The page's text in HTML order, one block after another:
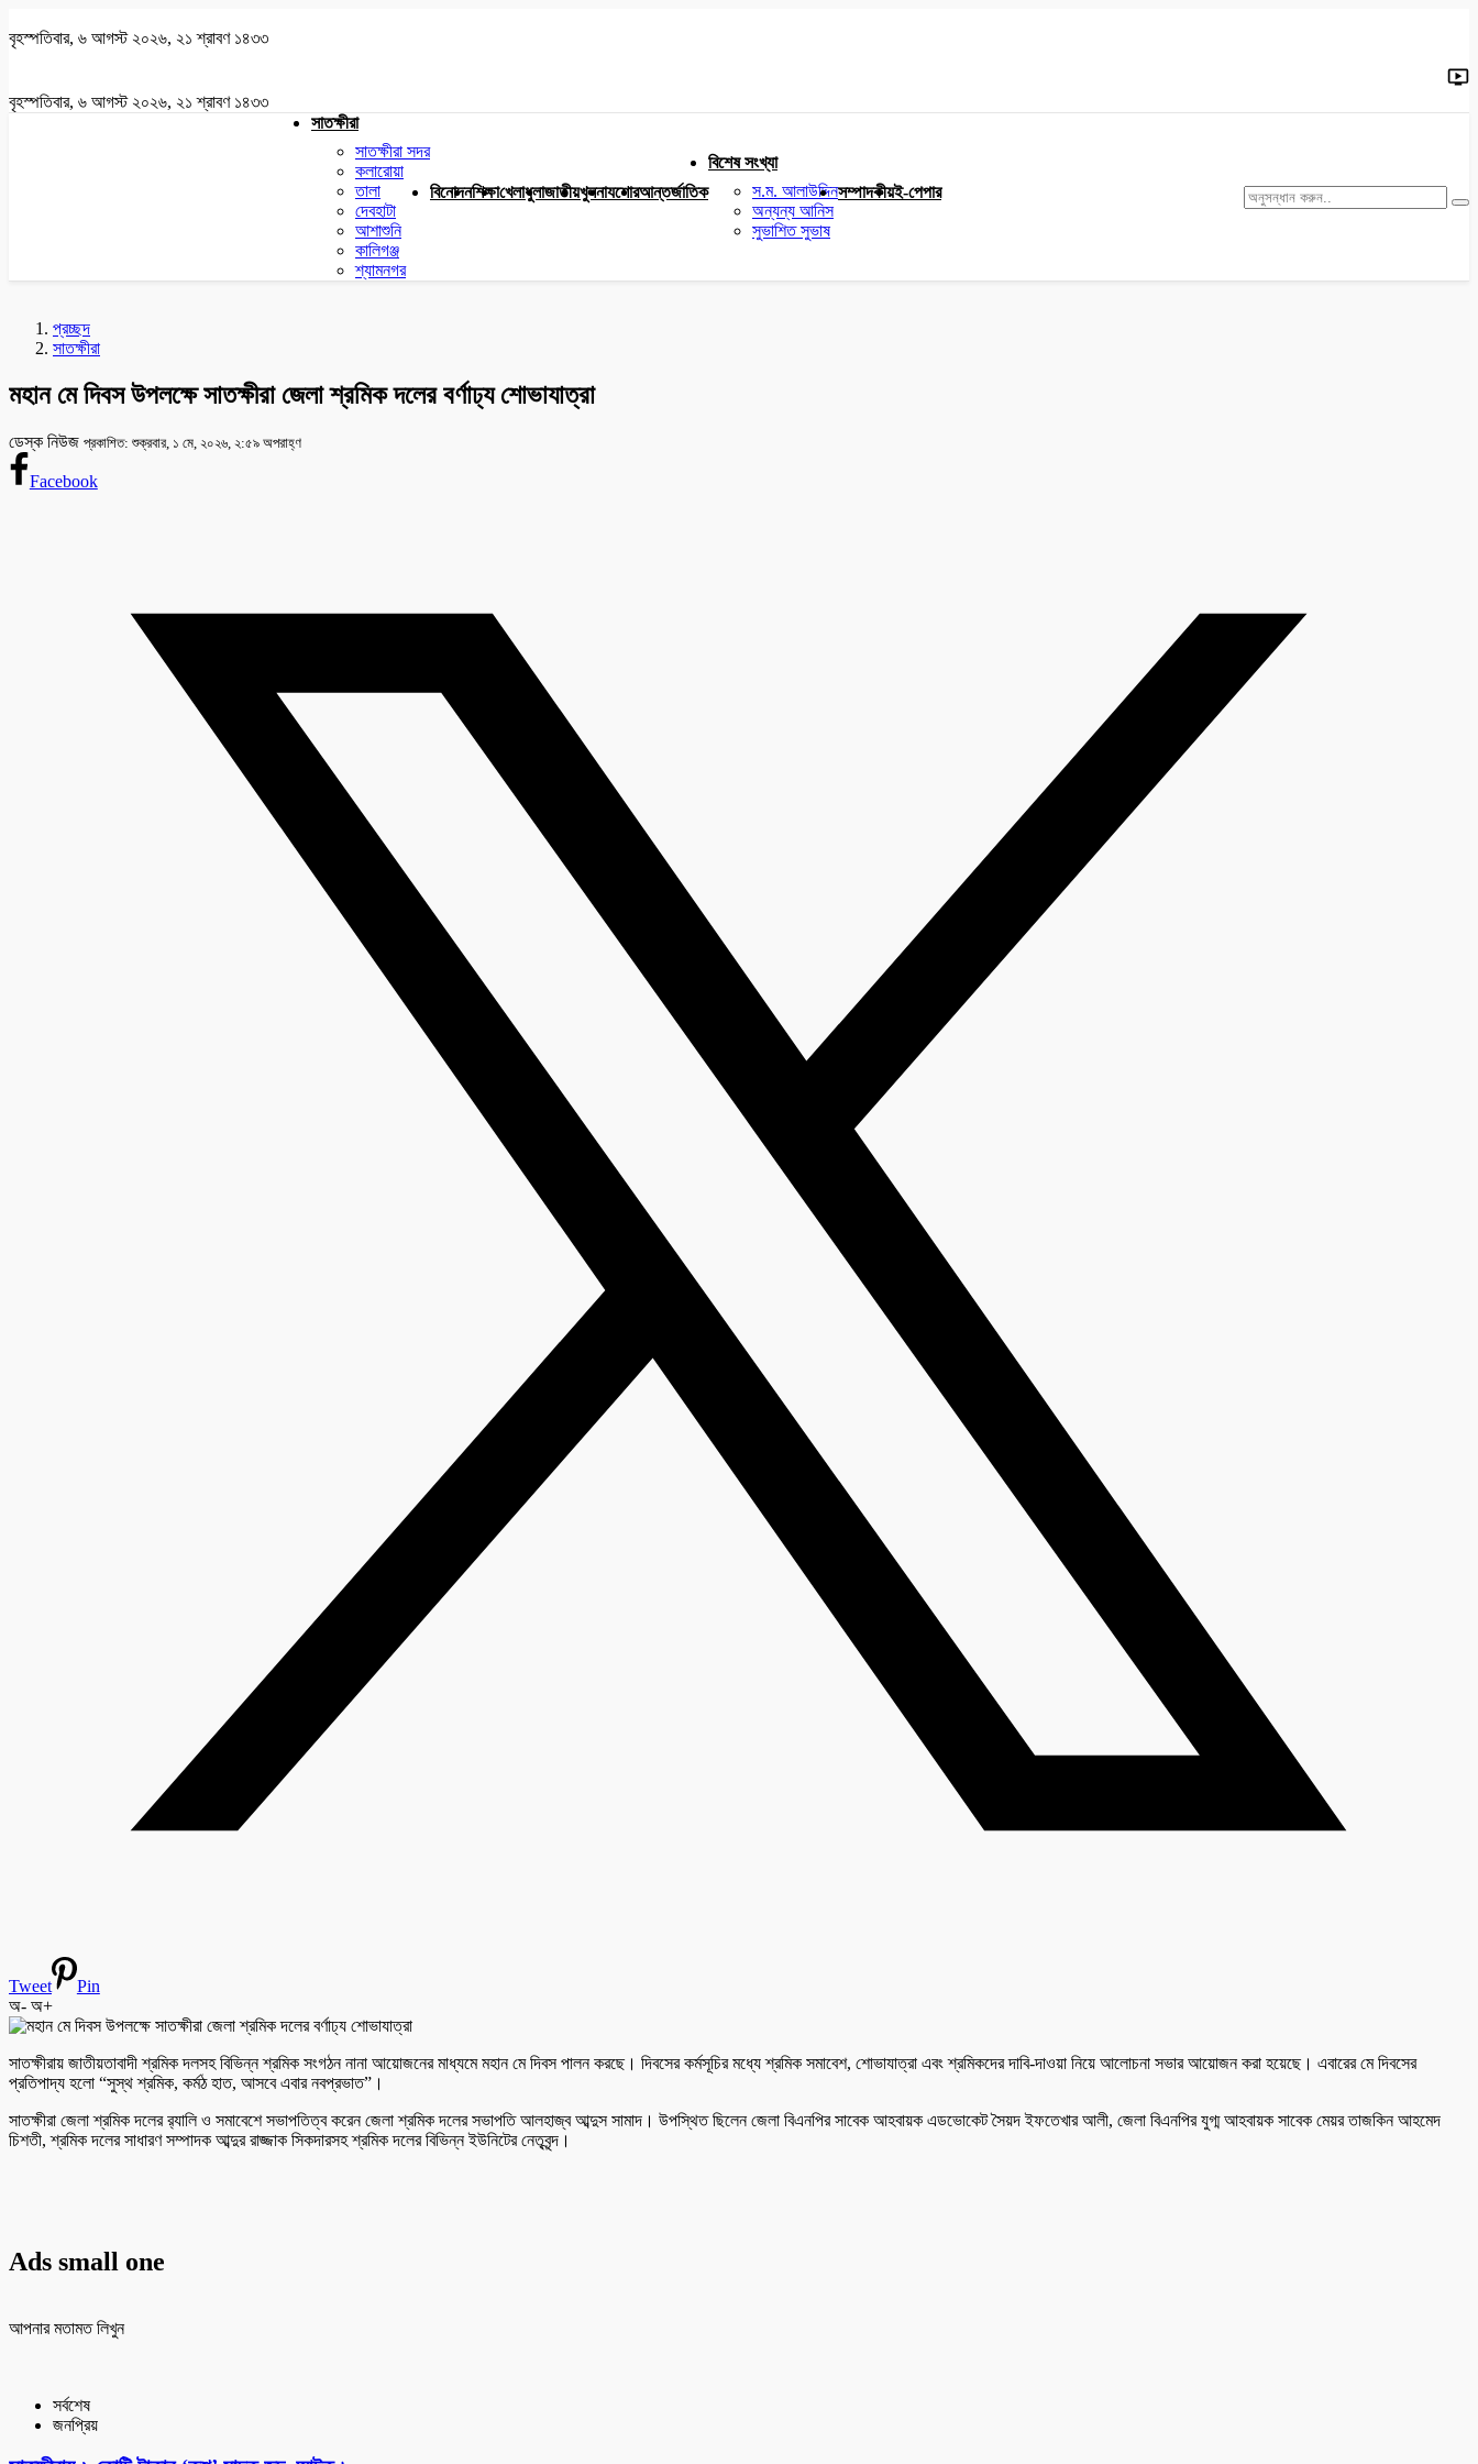
বৃহস্পতিবার, ৬ আগস্ট ২০২৬, ২১ শ্রাবণ ১৪৩৩
বৃহস্পতিবার, ৬ আগস্ট ২০২৬, ২১ শ্রাবণ ১৪৩৩
সাতক্ষীরা
সাতক্ষীরা সদর
কলারোয়া
তালা
দেবহাটা
আশাশুনি
কালিগঞ্জ
শ্যামনগর
বিনোদনশিক্ষাখেলাধুলাজাতীয়খুলনাযশোরআন্তর্জাতিক
বিশেষ সংখ্যা
স.ম. আলাউদ্দিন
অন্যন্য আনিস
সুভাশিত সুভাষ
সম্পাদকীয়ই-পেপার
প্রচ্ছদ
সাতক্ষীরা
মহান মে দিবস উপলক্ষে সাতক্ষীরা জেলা শ্রমিক দলের বর্ণাঢ্য শোভাযাত্রা
ডেস্ক নিউজ প্রকাশিত: শুক্রবার, ১ মে, ২০২৬, ২:৫৯ অপরাহ্ণ
Facebook
Tweet
Pin
অ- অ+
সাতক্ষীরায় জাতীয়তাবাদী শ্রমিক দলসহ বিভিন্ন শ্রমিক সংগঠন নানা আয়োজনের মাধ্যমে মহান মে দিবস পালন করছে। দিবসের কর্মসূচির মধ্যে শ্রমিক সমাবেশ, শোভাযাত্রা এবং শ্রমিকদের দাবি-দাওয়া নিয়ে আলোচনা সভার আয়োজন করা হয়েছে। এবারের মে দিবসের
প্রতিপাদ্য হলো “সুস্থ শ্রমিক, কর্মঠ হাত, আসবে এবার নবপ্রভাত”।
সাতক্ষীরা জেলা শ্রমিক দলের র‌্যালি ও সমাবেশে সভাপতিত্ব করেন জেলা শ্রমিক দলের সভাপতি আলহাজ্ব আব্দুস সামাদ। উপস্থিত ছিলেন জেলা বিএনপির সাবেক আহবায়ক এডভোকেট সৈয়দ ইফতেখার আলী, জেলা বিএনপির যুগ্ম আহবায়ক সাবেক মেয়র তাজকিন আহমেদ
চিশতী, শ্রমিক দলের সাধারণ সম্পাদক আব্দুর রাজ্জাক সিকদারসহ শ্রমিক দলের বিভিন্ন ইউনিটের নেতৃবৃন্দ।
Ads small one
আপনার মতামত লিখুন
সর্বশেষ
জনপ্রিয়